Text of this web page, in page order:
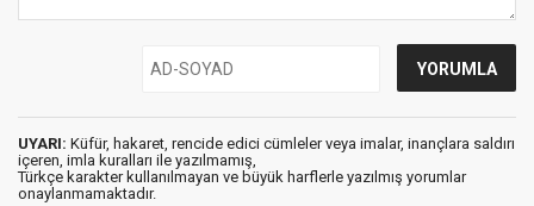
UYARI: Küfür, hakaret, rencide edici cümleler veya imalar, inançlara saldırı
içeren, imla kuralları ile yazılmamış,
Türkçe karakter kullanılmayan ve büyük harflerle yazılmış yorumlar
onaylanmamaktadır.